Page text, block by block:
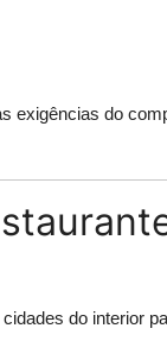
exigências do
do interior